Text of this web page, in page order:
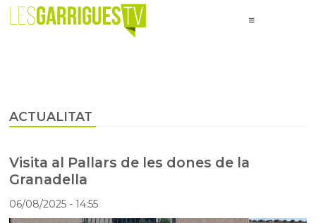
ACTUALITAT
Visita al Pallars de les dones de la
Granadella
06/08/2025- 14:55